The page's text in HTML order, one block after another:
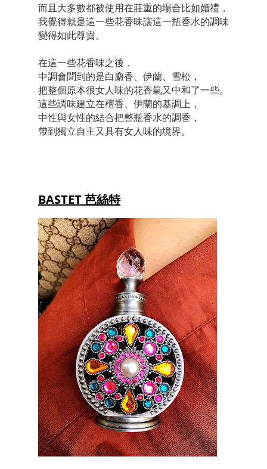
而且大多數都被使用在莊重的場合比如婚禮，
我覺得就是這一些花香味讓這一瓶香水的調味
變得如此尊貴。
在這一些花香味之後，
中調會聞到的是白麝香、伊蘭、雪松，
把整個原本很女人味的花香氣又中和了一些。
這些調味建立在檀香、伊蘭的基調上，
中性與女性的結合把整瓶香水的調香，
帶到獨立自主又具有女人味的境界。
BASTET 芭絲特